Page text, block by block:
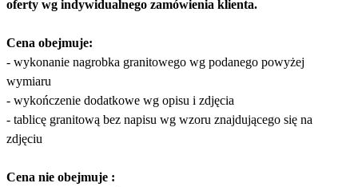
oferty wg indywidualnego zamówienia klienta.
Cena obejmuje:
- wykonanie nagrobka granitowego wg podanego powyżej
wymiaru
- wykończenie dodatkowe wg opisu i zdjęcia
- tablicę granitową bez napisu wg wzoru znajdującego się na
zdjęciu
Cena nie obejmuje :